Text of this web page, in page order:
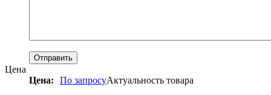
Цена
Цена:
По запросуАктуальность товара